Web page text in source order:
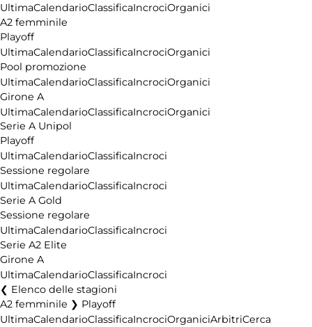
UltimaCalendarioClassificaIncrociOrganici
A2 femminile
Playoff
UltimaCalendarioClassificaIncrociOrganici
Pool promozione
UltimaCalendarioClassificaIncrociOrganici
Girone A
UltimaCalendarioClassificaIncrociOrganici
Serie A Unipol
Playoff
UltimaCalendarioClassificaIncroci
Sessione regolare
UltimaCalendarioClassificaIncroci
Serie A Gold
Sessione regolare
UltimaCalendarioClassificaIncroci
Serie A2 Elite
Girone A
UltimaCalendarioClassificaIncroci
Elenco delle stagioni
A2 femminile ❯ Playoff
UltimaCalendarioClassificaIncrociOrganiciArbitriCerca